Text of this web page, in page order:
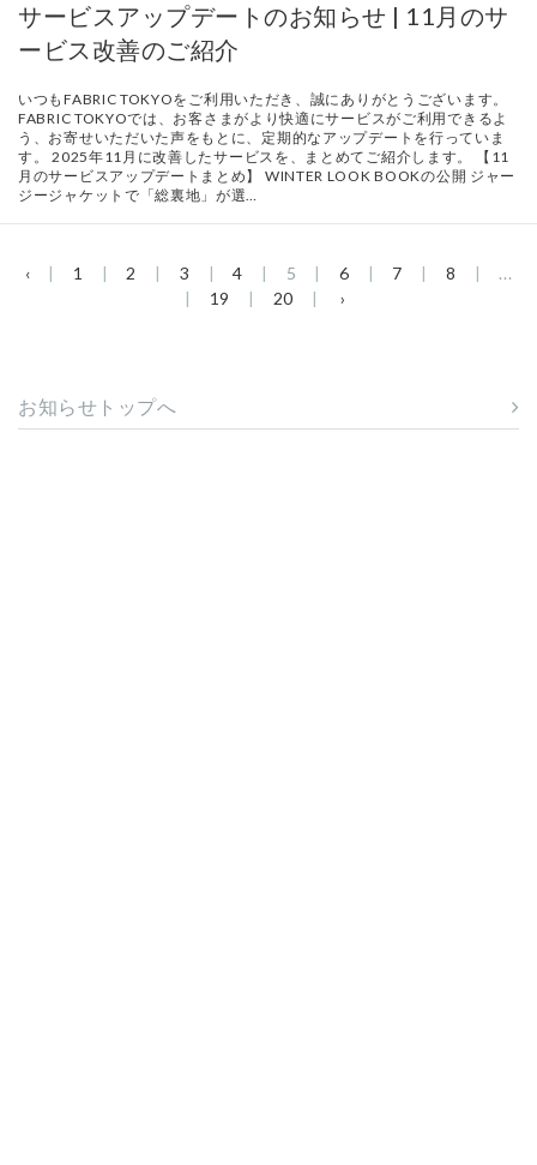
サービスアップデートのお知らせ | 11月のサ
ービス改善のご紹介
いつもFABRIC TOKYOをご利用いただき、誠にありがとうございます。
FABRIC TOKYOでは、お客さまがより快適にサービスがご利用できるよ
う、お寄せいただいた声をもとに、定期的なアップデートを行っていま
す。 2025年11月に改善したサービスを、まとめてご紹介します。 【11
月のサービスアップデートまとめ】 WINTER LOOK BOOKの公開 ジャー
ジージャケットで「総裏地」が選…
‹ 1 2 3 4 5 6 7 8
...
19
20 ›
お知らせトップへ